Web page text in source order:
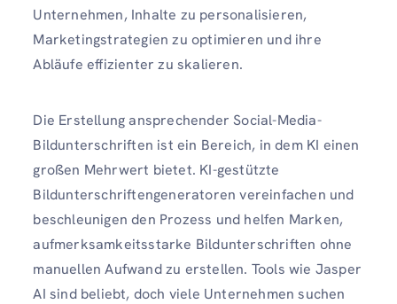
Unternehmen, Inhalte zu personalisieren,
Marketingstrategien zu optimieren und ihre
Abläufe effizienter zu skalieren.
Die Erstellung ansprechender Social-Media-
Bildunterschriften ist ein Bereich, in dem KI einen
großen Mehrwert bietet. KI-gestützte
Bildunterschriftengeneratoren vereinfachen und
beschleunigen den Prozess und helfen Marken,
aufmerksamkeitsstarke Bildunterschriften ohne
manuellen Aufwand zu erstellen. Tools wie Jasper
AI sind beliebt, doch viele Unternehmen suchen